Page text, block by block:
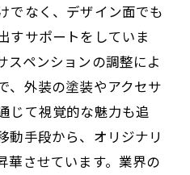
でなく、デザイン面でも
すサポートをしていま
スペンションの調整によ
、外装の塗装やアクセサ
じて視覚的な魅力も追
動手段から、オリジナリ
華させています。業界の